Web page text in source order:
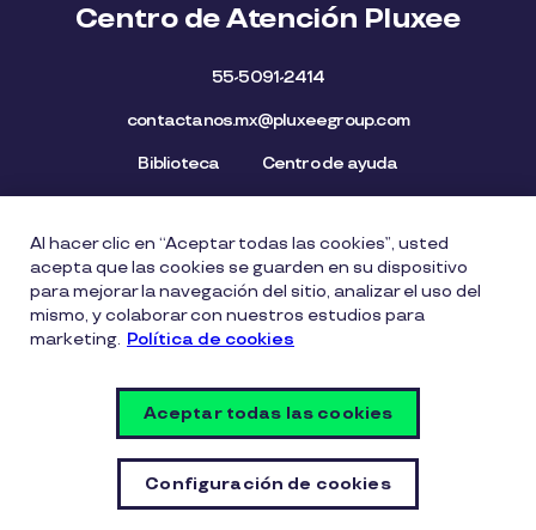
Centro de Atención Pluxee
55-5091-2414
contactanos.mx@pluxeegroup.com
Biblioteca Centro de ayuda
Mapa del Sitio Aviso de privacidad Política de cookies
Licencia de Uso de Marca Política de Denuncia
Carta Ética Lista de precios
Información
Configuración de cookies
Al hacer clic en “Aceptar todas las cookies”, usted
acepta que las cookies se guarden en su dispositivo
para mejorar la navegación del sitio, analizar el uso del
mismo, y colaborar con nuestros estudios para
marketing. Política de cookies
Configuración de cookies
Aceptar todas las cookies